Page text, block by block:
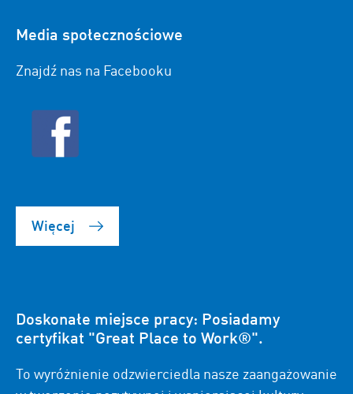
Media społecznościowe
Znajdź nas na Facebooku
Więcej
Doskonałe miejsce pracy: Posiadamy
certyfikat "Great Place to Work®".
To wyróżnienie odzwierciedla nasze zaangażowanie